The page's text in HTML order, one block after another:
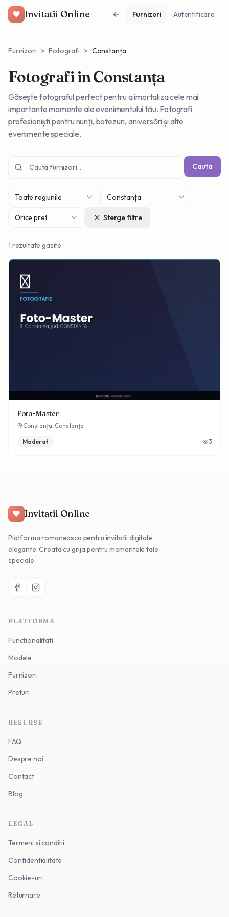
Invitatii Online Furnizori Autentificare
Furnizori > Fotografi > Constanța
Fotografiin Constanța
Găsește fotograful perfect pentru a imortaliza cele mai
importante momente ale evenimentului tău. Fotografi
profesioniști pentru nunți, botezuri, aniversări și alte
evenimente speciale.
Cauta
Toate regiunile Constanța
Orice pret Sterge filtre
1 rezultate gasite
Foto-Master
Constanța, Constanța
Moderat 3
Invitatii Online
Platforma romaneasca pentru invitatii digitale
elegante. Creata cu grija pentru momentele tale
speciale.
PLATFORMA
Functionalitati
Modele
Furnizori
Preturi
RESURSE
FAQ
Despre noi
Contact
Blog
LEGAL
Termeni si conditii
Confidentialitate
Cookie-uri
Returnare